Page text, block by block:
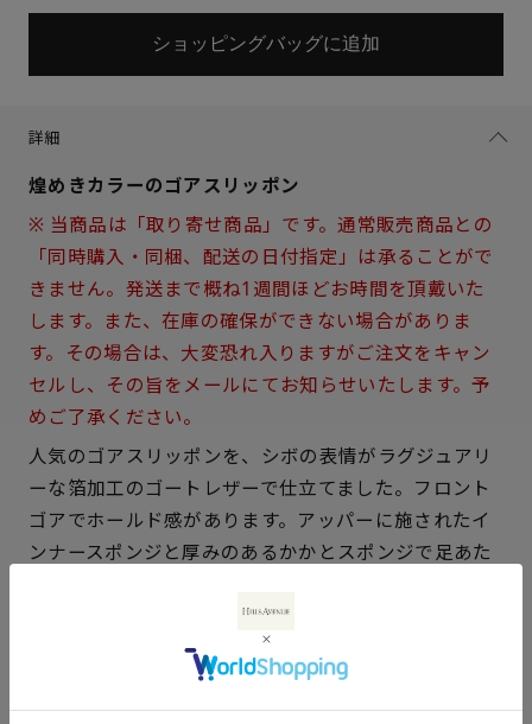
サイズを選択してください
21.5cm × 在庫なし
22cm × 在庫なし
× 在庫なし
23.5cm × 在庫なし
ショッピングバッグに追加
詳細
煌めきカラーのゴアスリッポン
※ 当商品は「取り寄せ商品」です。通常販売商品との
「同時購入・同梱、配送の日付指定」は承ることがで
きません。発送まで概ね1週間ほどお時間を頂戴いた
します。また、在庫の確保ができない場合がありま
す。その場合は、大変恐れ入りますがご注文をキャン
セルし、その旨をメールにてお知らせいたします。予
めご了承ください。
人気のゴアスリッポンを、シボの表情がラグジュアリ
ーな箔加工のゴートレザーで仕立てました。フロント
ゴアでホールド感があります。アッパーに施されたイ
ンナースポンジと厚みのあるかかとスポンジで足あた
驚くほど軽く、安定感があります。